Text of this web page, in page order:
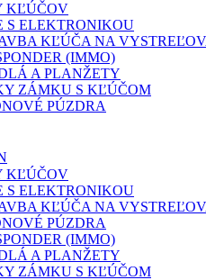
KĽÚČOV
S ELEKTRONIKOU
KĽÚČA NA
(IMMO)
A PLANŽETY
ZÁMKU S KĽÚČOM
PÚZDRA
KĽÚČOV
S ELEKTRONIKOU
KĽÚČA NA
PÚZDRA
(IMMO)
A PLANŽETY
ZÁMKU S KĽÚČOM